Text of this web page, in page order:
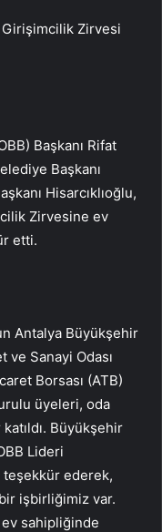
Girişimcilik Zirvesi
Başkanı Rifat
Başkanı
Hisarcıklıoğlu,
Zirvesine ev
etti.
Antalya Büyükşehir
Sanayi Odası
Borsası (ATB)
üyeleri, oda
Büyükşehir
Lideri
teşekkür ederek,
işbirliğimiz var.
sahipliğinde